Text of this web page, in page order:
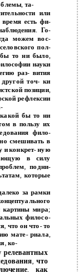
, та-
или
есть фи-
. Го-
можем вос-
пол-
бы то ни было,
науки
раз- вития
точ-ки
позиции,
рефлексии
-
какой бы то ни
в пользу их
фило-
смешивать в
и конкрет-ную
в силу
,подни-
, которые
за рамки
картины мира;
филосо-
, что он что-то
мате-риала,
, ко-
релевантных
, что
, как